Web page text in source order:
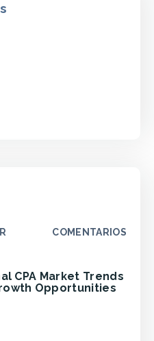
COMENTARIOS
CPA Market Trends
Opportunities